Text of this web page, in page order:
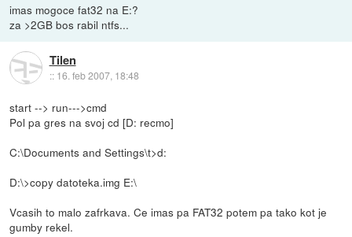
imas mogoce fat32 na E:?
za >2GB bos rabil ntfs...
Tilen
:: 16. feb 2007, 18:48
start --> run--->cmd
Pol pa gres na svoj cd [D: recmo]
C:\Documents and Settings\t>d:
D:\>copy datoteka.img E:\
Vcasih to malo zafrkava. Ce imas pa FAT32 potem pa tako kot je
gumby rekel.